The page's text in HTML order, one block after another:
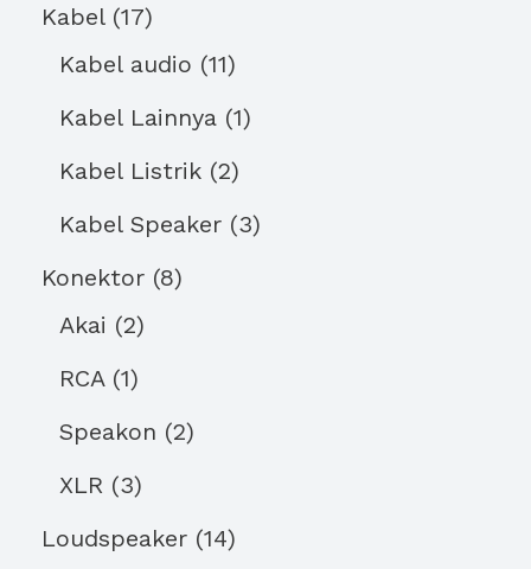
Kabel 17
Kabel audio
11
Kabel Lainnya 1
Kabel Listrik 2
Kabel Speaker
3
Konektor 8
Akai
2
RCA 1
Speakon
2
XLR
3
Loudspeaker 14